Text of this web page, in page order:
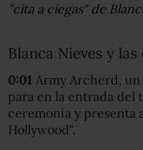
"cita a ciegas" de
Blanca Nieves y
0:01 Army Archerd,
para en la entrada del
ceremonia y presenta
Hollywood".